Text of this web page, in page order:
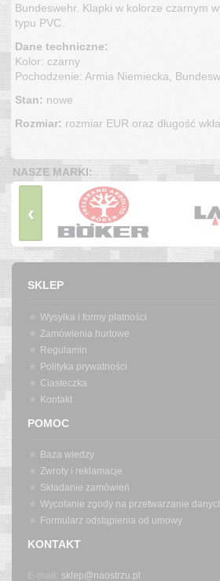
Bundeswehr. Klapki w kolorze czarnym
typu PVC.
Dane techniczne:
Kolor: czarny
Pochodzenie: Armia Niemiecka,
Stan: nowe
Rozmiar: rozmiar EUR oraz długość
NASZE MARKI:
‹
SKLEP
Wysyłka i formy płatności
Zamówienia hurtowe
Regulamin
Polityka prywatności
Ciasteczka
Kontakt
POMOC
Baza wiedzy
Zwroty i reklamacje
Składanie zamówień
Wycofanie zgody na przetwarzanie
Formularz odstąpienia od umowy
KONTAKT
sklep@naostrzu.pl